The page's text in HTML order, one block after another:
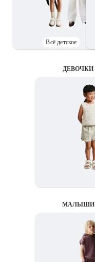
Всё детское
ДЕВОЧКИ
МАЛЫШИ